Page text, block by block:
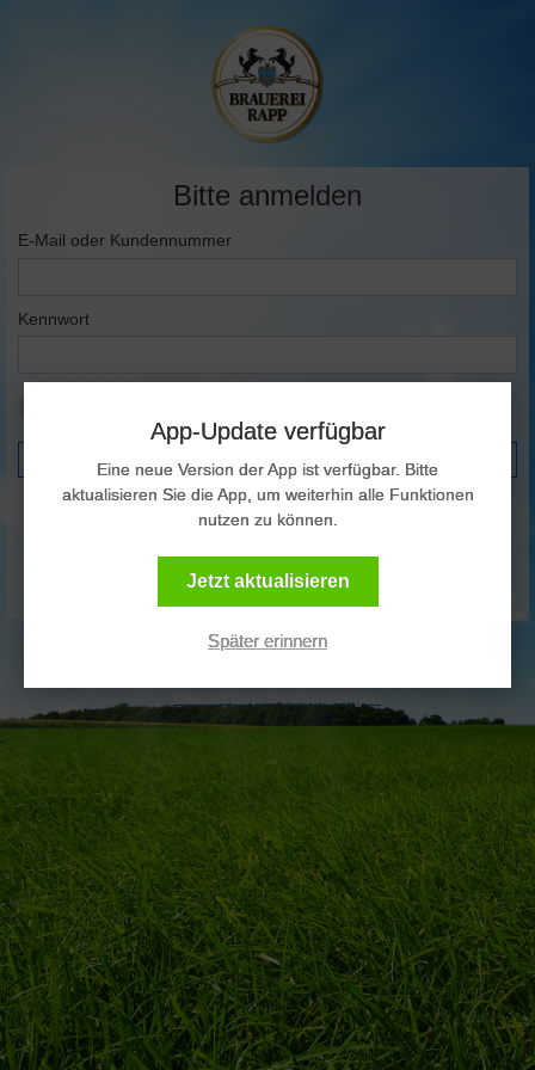
App-Update verfügbar
Eine neue Version der App ist verfügbar. Bitte
aktualisieren Sie die App, um weiterhin alle Funktionen
nutzen zu können.
Jetzt aktualisieren
Später erinnern
Bitte anmelden
E-Mail oder Kundennummer
Kennwort
Anmelden
Registrieren
Impressum
Datenschutz Bestimmungen